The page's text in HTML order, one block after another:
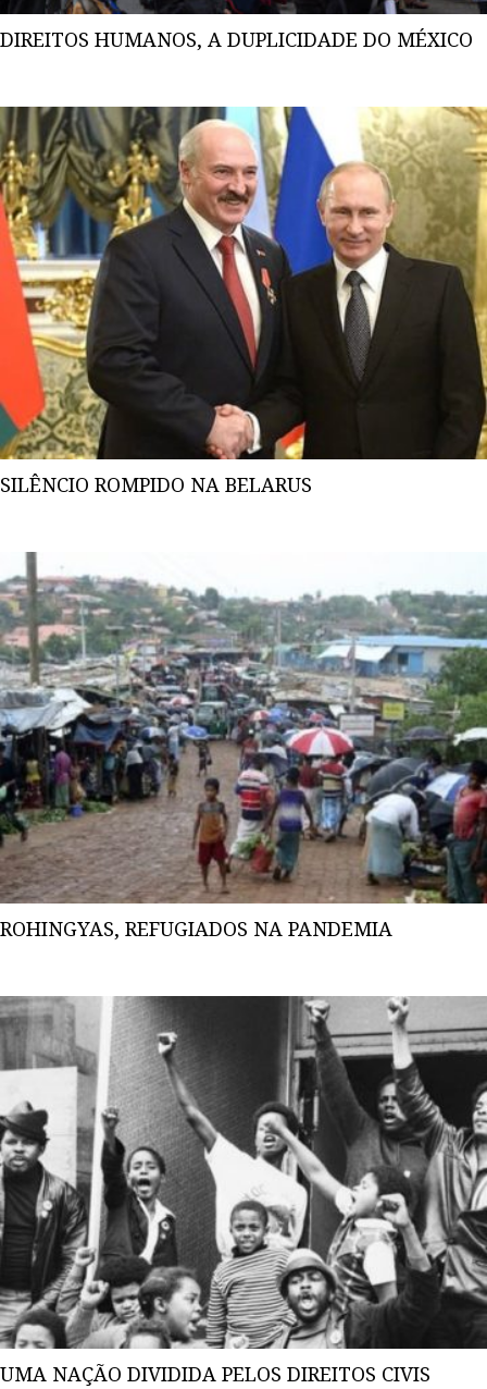
DIREITOS HUMANOS, A DUPLICIDADE DO MÉXICO
SILÊNCIO ROMPIDO NA BELARUS
ROHINGYAS, REFUGIADOS NA PANDEMIA
UMA NAÇÃO DIVIDIDA PELOS DIREITOS CIVIS